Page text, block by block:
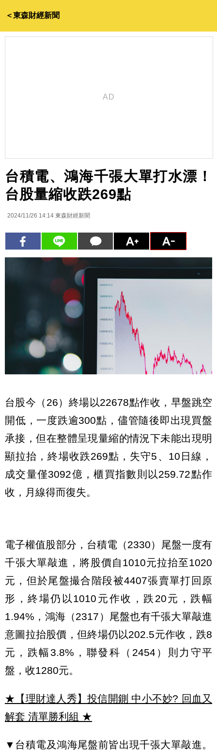
＜東森財經新聞
台積電、鴻海千張大單打水漂！
台股量縮收跌269點
2024/11/26 14:14 東森財經新聞
台股今（26）終場以22678點作收，早盤跳空
開低，一度跌逾300點，儘管隨後即出現買盤
承接，但在整體呈現量縮的情況下未能出現明
顯拉抬，終場收跌269點，失守5、10日線，
成交量僅3092億，櫃買指數則以259.72點作
收，月線得而復失。
電子權值股部分，台積電（2330）尾盤一度有
千張大單敲進，將股價自1010元拉抬至1020
元，但於尾盤撮合階段被4407張賣單打回原
形，終場仍以1010元作收，跌20元，跌幅
1.94%，鴻海（2317）尾盤也有千張大單敲進
意圖拉抬股價，但終場仍以202.5元作收，跌8
元，跌幅3.8%，聯發科（2454）則力守平
盤，收1280元。
★【理財達人秀】投信開鍘 中小不妙? 回血又
解套 清單勝利組 ★
▼台積電及鴻海尾盤前皆出現千張大單敲進。